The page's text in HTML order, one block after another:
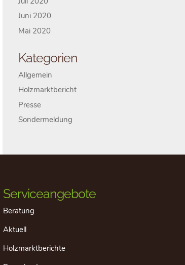
Juni 2020
Mai 2020
Kategorien
Allgemein
Holzmarktbericht
Presse
Sondermeldung
Serviceangebote
Beratung
Aktuell
Holzmarktberichte